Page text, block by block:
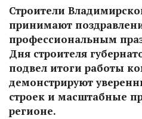
Строители
принимают
профессиональным
Дня строителя
подвел итоги работы
демонстрируют
строек и масштабные
регионе.